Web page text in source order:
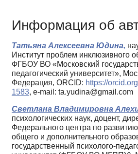
Информация об
Татьяна Алексеевна Юдина,
Институт проблем инклюзивного
ФГБОУ ВО «Московский
педагогический университет»,
Федерация, ORCID: https://
1583, e-mail: ta.yudina@gmail.com
Светлана Владимировна
психологических наук, доцент,
Федерального центра по
общего и дополнительного
государственный психолого-